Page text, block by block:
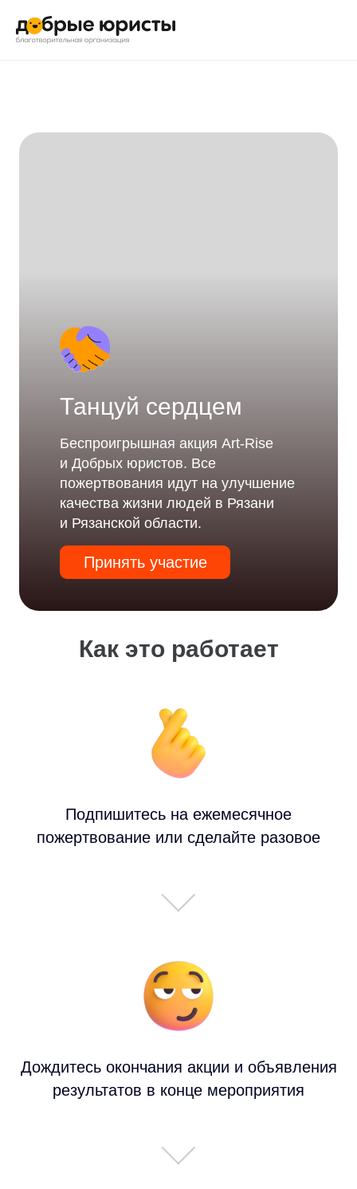
Беспроигрышная акция Art-Rise
и Добрых юристов. Все
пожертвования идут на улучшение
качества жизни людей в Рязани
и Рязанской области.
Танцуй сердцем
Принять участие
Как это работает
Подпишитесь на ежемесячное
пожертвование или сделайте разовое
Дождитесь окончания акции и объявления
результатов в конце мероприятия